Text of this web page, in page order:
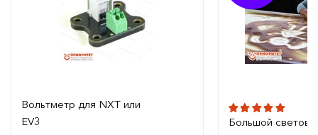
Вольтметр для NXT или
EV3
Большой